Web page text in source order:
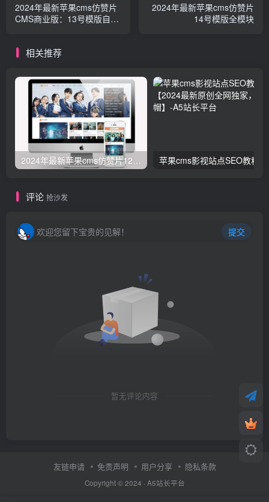
2024年最新苹果cms仿赞片
CMS商业版：13号模版自适
2024年最新苹果cms仿赞片
14号模版全模块
相关推荐
2024年最新苹果cms仿赞片12号模版全模块
评论 抢沙发
欢迎您留下宝贵的见解！ 提交
暂无评论内容
友链申请 免责声明 用户分享 隐私条款
Copyright © 2024 · A5站长平台